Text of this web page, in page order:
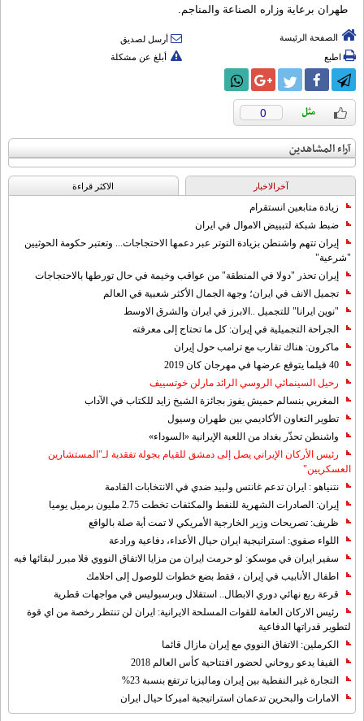
طهران برعاية وزاره الصناعة والمناجم.
الصفحة الرئيسة
أرسل لصديق
اطبع
أبلغ عن مشكلة
0
آراء المشاهدين
آخرالاخبار الاکثر قراءة
زيادة متابعين انستقرام
ضبط شبكة لتبييض الاموال في ايران
إيران تتهم واشنطن بزيادة التوتر عبر دعمها الاحتجاجات... وتعتبر حكومة الحوثيين
"شرعية"
إيران تحذر "دولا في المنطقة" من عواقب وخيمة في حال تورطها بالاحتجاجات
تجميل الانف في ايران؛ وجهة الجمال الأكثر شعبية في العالم
"نوين ايرانا" للتجميل ..الابرز في ايران والشرق الاوسط
الجراحة التجميلية في إيران: كل ما تحتاج إلى معرفته
ماكرون: هناك تقارب مع ترامب حول إيران
40 فيلما يتوقع عرضها في مهرجان كان 2019
رحيل السينمائي الروسي الرائد مارلن خوتسييف
المغربي بنسالم حميش يفوز بجائزة الشيخ زايد للكتاب في الآداب
تطوير التعاون الأكاديمي بين طهران وسيول
واشنطن تحذّر بغداد من اللعبة الإيرانية «السوداء»
رئيس الأركان الإيراني يصل إلى دمشق للقيام بجولة تفقدية لـ"المستشارين
العسكريين"
نتنياهو : ايران تدعم غانتس ولبيد ضدي في الانتخابات القادمة
إيران: الصادرات الشهریة للنفط والمكثفات تخطت 2.75 مليون برميل يوميا
ظريف: تصريحات وزير الخارجية الأمريكي لا تمت أية صلة بالواقع
اللواء صفوي: استراتيجية ايران حيال الأعداء، دفاعية ورادعة
سفير ايران في موسكو: لو حرمت ايران من مزايا الاتفاق النووي فلا مبرر لبقائها فيه
اطفال الأنابيب في إيران ، فقط بضع خطوات للوصول إلى احلامك
قرعة ربع نهائي دوري الابطال.. استقلال وبرسبوليس في مواجهات قطرية
رئيس الاركان العامة للقوات المسلحة الايرانية: ايران لن تنتظر رخصة من اي قوة
لتطوير قدراتها الدفاعية
الكرملين: الاتفاق النووي مع إيران مازال قائما
الفيفا يدعو روحاني لحضور افتتاحية كأس العالم 2018
التجارة غیر النفطیة بین إیران ومالیزیا ترتفع بنسبة 23%
الامارات والبحرين تدعمان استراتيجية اميركا حيال ايران